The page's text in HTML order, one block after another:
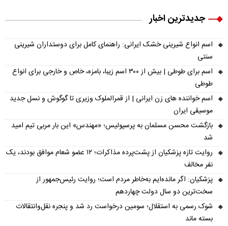
جدیدترین اخبار
اسم انواع شیرینی خشک ایرانی: راهنمای کامل برای دوستداران شیرینی
سنتی
اسم برای طوطی | بیش از ۳۰۰ اسم زیبا، بامزه، خاص و خارجی برای انواع
طوطی
اسم خواننده های زن ایرانی | از قمرالملوک وزیری تا گوگوش و نسل جدید
موسیقی ایران
بازگشت محسن مسلمان به پرسپولیس؛ «مهندس» این بار مربی تیم امید
شد
روایت تازه پزشکیان از پشت‌پرده مذاکرات؛ ۱۲ عضو شعام موافق بودند، یک
نفر مخالف
پزشکیان: اگر مانده‌ایم به‌خاطر مردم است؛ روایت رئیس‌جمهور از
سخت‌ترین دو سال دولت چهاردهم
شوک رسمی به استقلال؛ سومین درخواست رد شد و پنجره نقل‌وانتقالات
بسته ماند